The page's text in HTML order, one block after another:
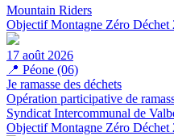
Mountain Riders
Objectif Montagne Zéro Déchet
17 août 2026
📍 Péone (06)
Je ramasse des déchets
Opération participative de
Syndicat Intercommunal de
Objectif Montagne Zéro Déchet